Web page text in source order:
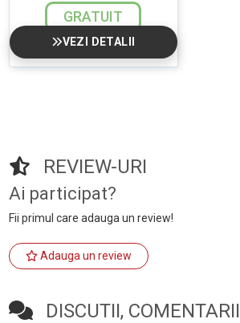
GRATUIT
VEZI DETALII
REVIEW-URI
Ai participat?
Fii primul care adauga un review!
Adauga un review
DISCUTII, COMENTARII